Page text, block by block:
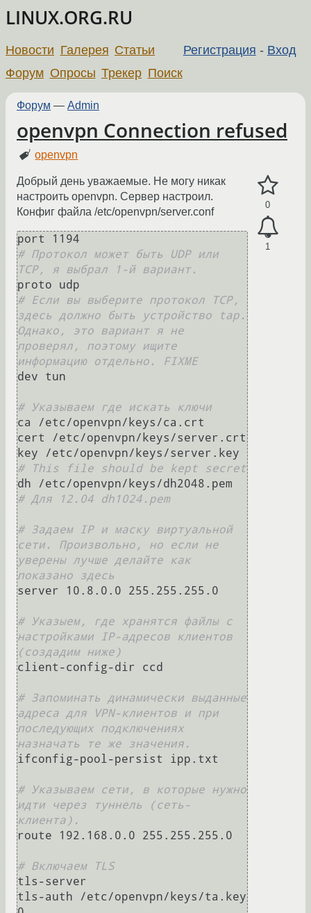
LINUX.ORG.RU
Регистрация - Вход
Новости Галерея Статьи
Форум Опросы Трекер Поиск
Форум — Admin
openvpn Connection refused
openvpn
0
1
Добрый день уважаемые. Не могу никак
настроить openvpn. Сервер настроил.
Конфиг файла /etc/openvpn/server.conf
# Протокол может быть UDP или
TCP, я выбрал 1-й вариант.
# Если вы выберите протокол TCP,
здесь должно быть устройство tap.
Однако, это вариант я не
проверял, поэтому ищите
информацию отдельно. FIXME
dev tun
# Указываем где искать ключи
ca /etc/openvpn/keys/ca.crt
cert /etc/openvpn/keys/server.crt
key /etc/openvpn/keys/server.key
# This file should be kept secret
# Для 12.04 dh1024.pem
# Задаем IP и маску виртуальной
сети. Произвольно, но если не
уверены лучше делайте как
показано здесь
server 10.8.0.0 255.255.255.0
# Указыем, где хранятся файлы с
настройками IP-адресов клиентов
(создадим ниже)
client-config-dir ccd
# Запоминать динамически выданные
адреса для VPN-клиентов и при
последующих подключениях
назначать те же значения.
ifconfig-pool-persist ipp.txt
# Указываем сети, в которые нужно
идти через туннель (сеть-
клиента).
route 192.168.0.0 255.255.255.0
# Включаем TLS
tls-server
tls-auth /etc/openvpn/keys/ta.key